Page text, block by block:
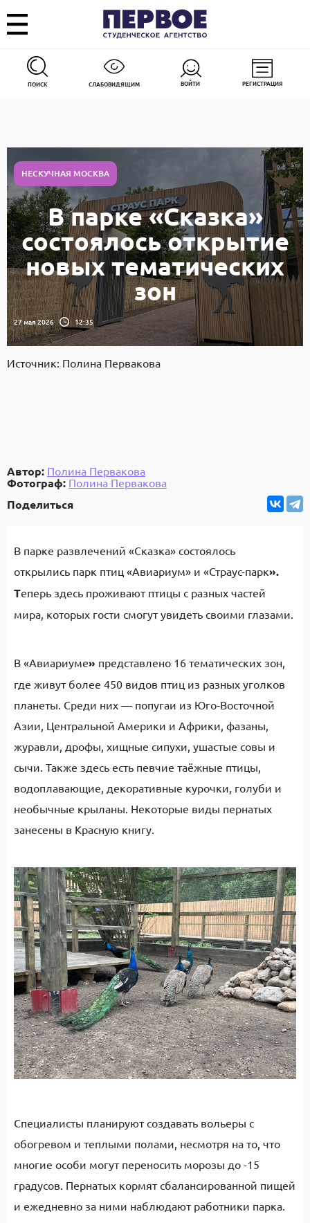
ПОИСК СЛАБОВИДЯЩИМ ВОЙТИ РЕГИСТРАЦИЯ
НЕСКУЧНАЯ МОСКВА
В парке «Сказка»
состоялось открытие
новых тематических
зон
27 мая 2026 12:35
Источник: Полина Первакова
Автор: Полина Первакова
Фотограф: Полина Первакова
Поделиться
В парке развлечений «Сказка» состоялось
открылись парк птиц «Авиариум» и «Страус-парк».
Теперь здесь проживают птицы с разных частей
мира, которых гости смогут увидеть своими глазами.
В «Авиариуме» представлено 16 тематических зон,
где живут более 450 видов птиц из разных уголков
планеты. Среди них — попугаи из Юго-Восточной
Азии, Центральной Америки и Африки, фазаны,
журавли, дрофы, хищные сипухи, ушастые совы и
сычи. Также здесь есть певчие таёжные птицы,
водоплавающие, декоративные курочки, голуби и
необычные крыланы. Некоторые виды пернатых
занесены в Красную книгу.
Специалисты планируют создавать вольеры с
обогревом и теплыми полами, несмотря на то, что
многие особи могут переносить морозы до -15
градусов. Пернатых кормят сбалансированной пищей
и ежедневно за ними наблюдают работники парка.